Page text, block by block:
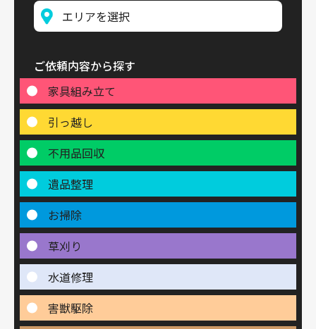
ご依頼内容から探す
家具組み立て
引っ越し
不用品回収
遺品整理
お掃除
草刈り
水道修理
害獣駆除